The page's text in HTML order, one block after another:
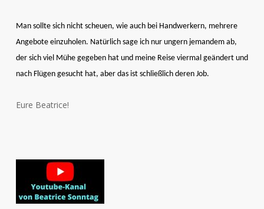
Man sollte sich nicht scheuen, wie auch bei Handwerkern, mehrere
Angebote einzuholen. Natürlich sage ich nur ungern jemandem ab,
der sich viel Mühe gegeben hat und meine Reise viermal geändert und
nach Flügen gesucht hat, aber das ist schließlich deren Job.
Eure Beatrice!